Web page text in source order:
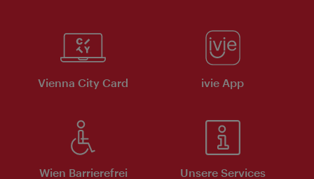
Vienna City Card ivie App
Wien Barrierefrei Unsere Services